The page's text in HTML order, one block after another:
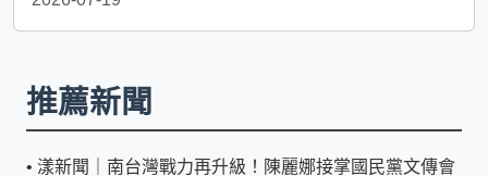
推薦新聞
• 漾新聞｜南台灣戰力再升級！陳麗娜接掌國民黨文傳會